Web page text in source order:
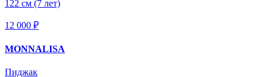
122 см (7 лет)
12 000 ₽
MONNALISA
Пиджак